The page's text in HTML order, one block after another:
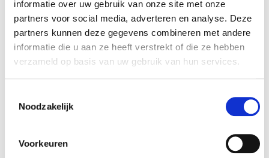
informatie over uw gebruik van onze site met onze
partners voor social media, adverteren en analyse. Deze
partners kunnen deze gegevens combineren met andere
informatie die u aan ze heeft verstrekt of die ze hebben
verzameld op basis van uw gebruik van hun services.
Noodzakelijk
Voorkeuren
(Vervallen) Sauzen en soepen
Dierlijke bijproducten met laag
risico voor volks- en
die niet mogen opgenomen